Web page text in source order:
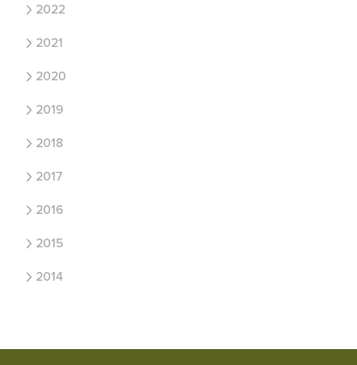
2022
2021
2020
2019
2018
2017
2016
2015
2014